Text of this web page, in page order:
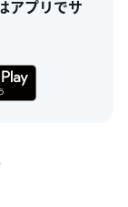
アプリでサ